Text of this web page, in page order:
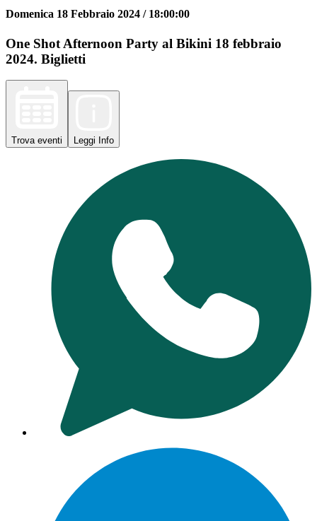
Domenica 18 Febbraio 2024 / 18:00:00
One Shot Afternoon Party al Bikini 18 febbraio
2024. Biglietti
Trova eventi Leggi Info